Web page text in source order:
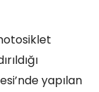
yapılan